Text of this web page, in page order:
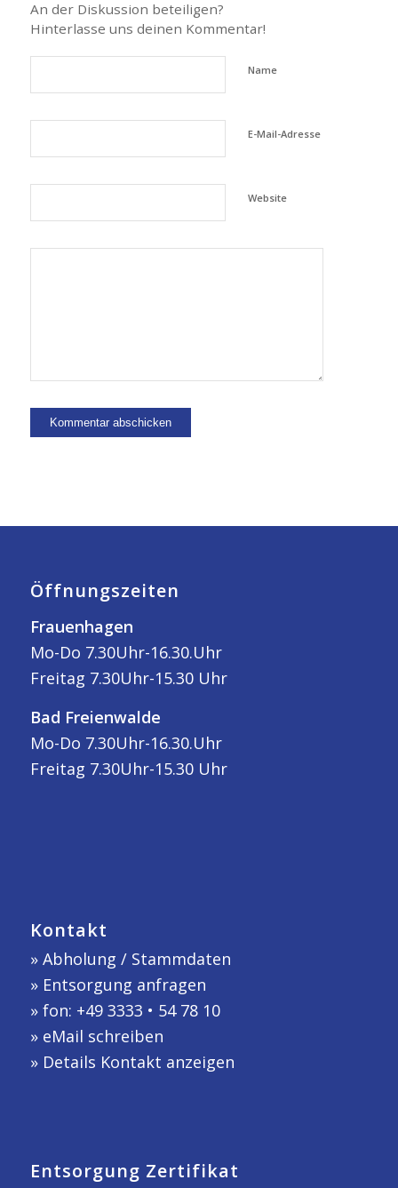
An der Diskussion beteiligen?
Hinterlasse uns deinen Kommentar!
Name
E-Mail-Adresse
Website
Öffnungszeiten
Frauenhagen
Mo-Do 7.30Uhr-16.30.Uhr
Freitag 7.30Uhr-15.30 Uhr
Bad Freienwalde
Mo-Do 7.30Uhr-16.30.Uhr
Freitag 7.30Uhr-15.30 Uhr
Kontakt
» Abholung / Stammdaten
» Entsorgung anfragen
» fon: +49 3333 • 54 78 10
» eMail schreiben
» Details Kontakt anzeigen
Entsorgung Zertifikat